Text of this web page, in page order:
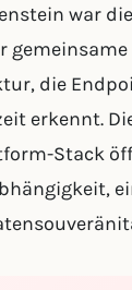
war
gemeinsame
die
erkennt.
Stack